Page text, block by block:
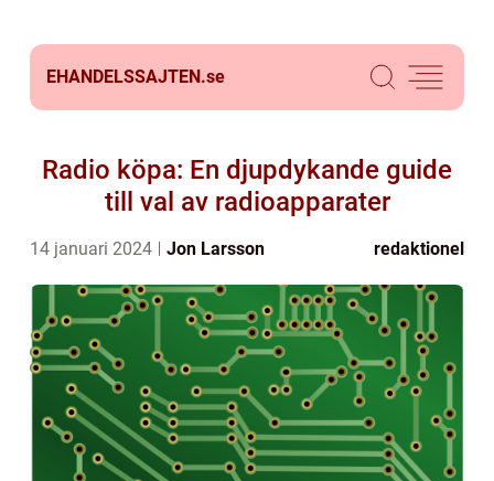
EHANDELSSAJTEN.se
Radio köpa: En djupdykande guide
till val av radioapparater
14 januari 2024 Jon Larsson redaktionel